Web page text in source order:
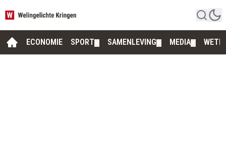
ECONOMIE SPORT SAMENLEVING MEDIA